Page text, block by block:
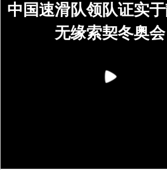
中国速滑队领队证实
无缘索契冬奥会